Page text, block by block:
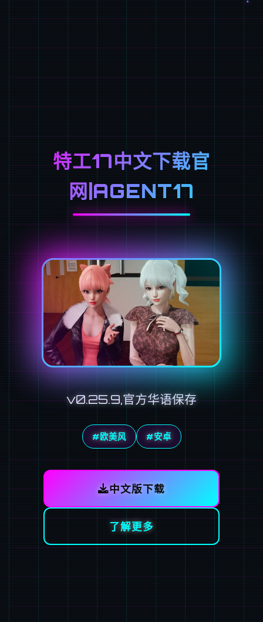
特工17中文下载官
网|AGENT17
v0.25.9,官方华语保存
#欧美风 #安卓
中文版下载
了解更多